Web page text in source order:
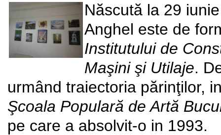
Născută la 29
Anghel este de
Institutului de
Maşini şi Utilaje.
urmând traiectoria părinţilor,
Şcoala Populară de Artă
pe care a absolvit-o in 1993.